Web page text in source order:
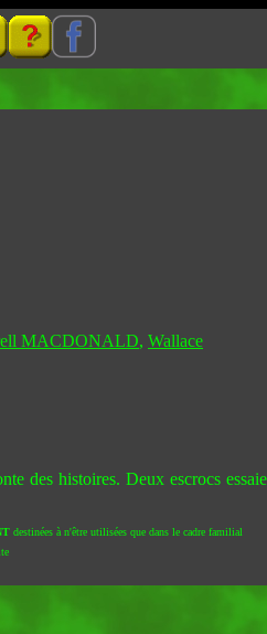
MACDONALD, Wallace
des histoires. Deux escrocs
destinées à n'être utilisées que dans le cadre familial